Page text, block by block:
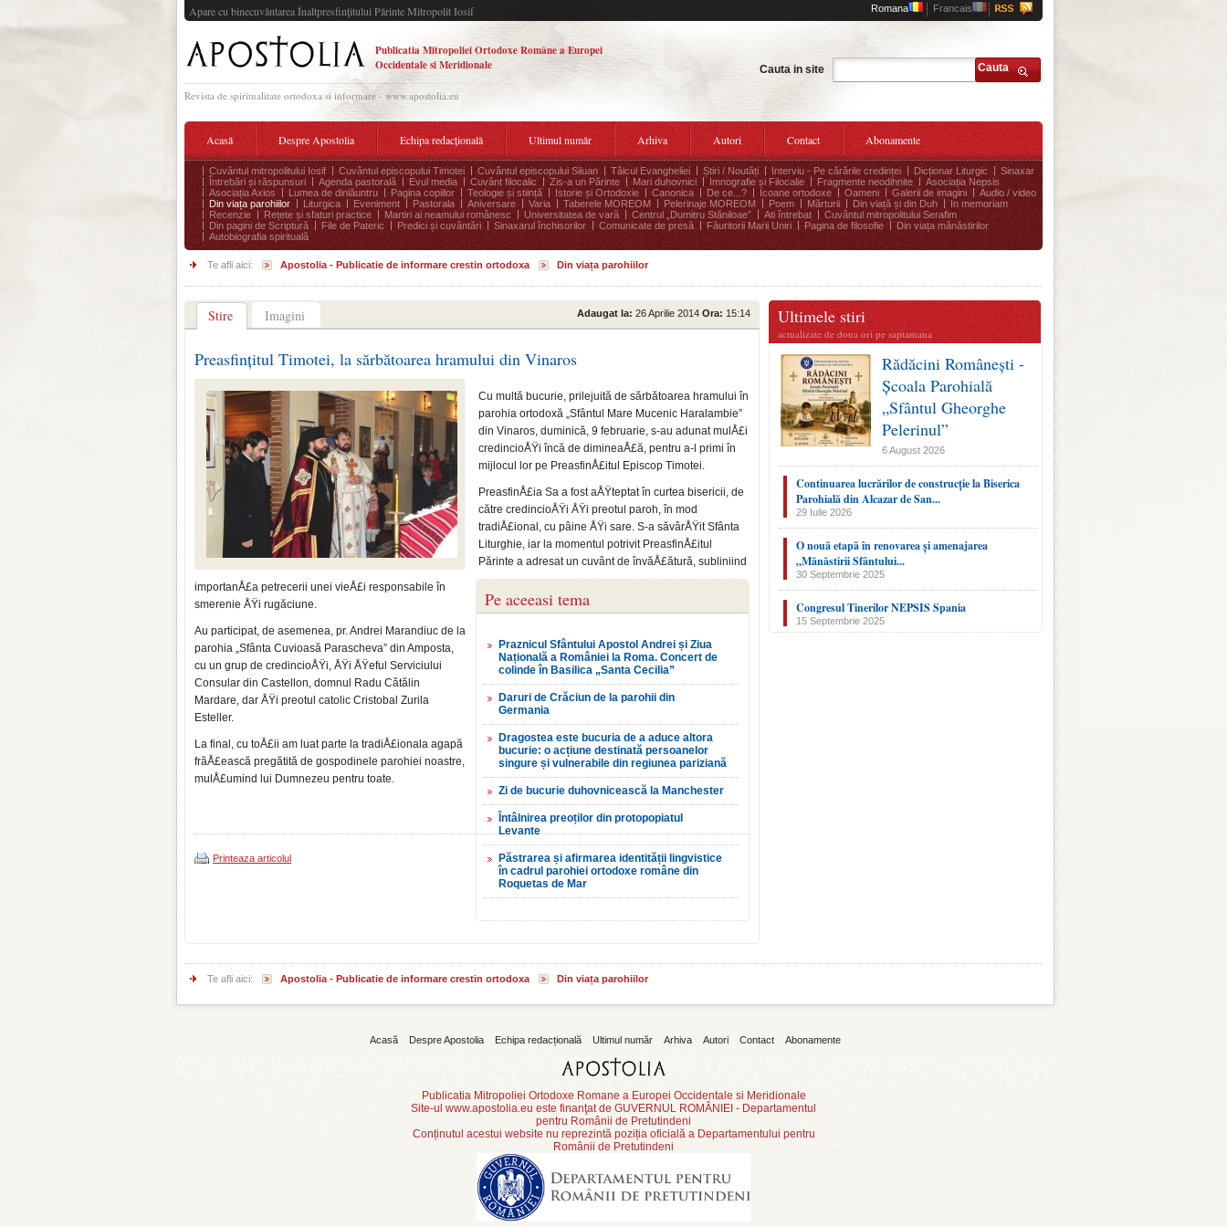
Apare cu binecuvântarea Înaltpresfinţitului Părinte Mitropolit Iosif Romana Francais
Publicatia Mitropoliei Ortodoxe Române a Europei
Occidentale si Meridionale
Revista de spiritualitate ortodoxa si informare - www.apostolia.eu
Cauta in site Cauta
Acasă Despre Apostolia Echipa redacțională Ultimul număr Arhiva Autori Contact Abonamente
Cuvântul mitropolitului Iosif Cuvântul episcopului Timotei Cuvântul episcopului Siluan Tâlcul Evangheliei Știri / Noutăți Interviu - Pe cărările credinței Dicționar Liturgic
Sinaxar
Întrebări și răspunsuri
Agenda pastorală Evul media Cuvânt filocalic Zis-a un Părinte Mari duhovnici Imnografie și Filocalie Fragmente neodihnite
Asociația Nepsis
Asociația Axios
Lumea de dinlăuntru Pagina copiilor Teologie și stiință Istorie și Ortodoxie Canonica De ce...? Icoane ortodoxe Oameni Galerii de imagini
Audio / video
Din viața parohiilor
Liturgica Eveniment Pastorala Aniversare Varia Taberele MOREOM Pelerinaje MOREOM Poem Mărturii Din viață și din Duh
In memoriam
Recenzie
Rețete și sfaturi practice Martiri ai neamului românesc Universitatea de vară Centrul „Dumitru Stăniloae” Ati întrebat
Cuvântul mitropolitului Serafim
Din pagini de Scriptură
File de Pateric Predici și cuvântări Sinaxarul închisorilor Comunicate de presă Făuritorii Marii Uniri Pagina de filosofie
Din viața mănăstirilor
Autobiografia spirituală
Te afli aici: Apostolia - Publicatie de informare crestin ortodoxa Din viața parohiilor
Stire Imagini Adaugat la: 26 Aprilie 2014 Ora: 15:14
Preasfințitul Timotei, la sărbătoarea hramului din Vinaros
Pe aceeasi tema
Praznicul Sfântului Apostol Andrei și Ziua
Națională a României la Roma. Concert de
colinde în Basilica „Santa Cecilia”
Daruri de Crăciun de la parohii din
Germania
Dragostea este bucuria de a aduce altora
bucurie: o acțiune destinată persoanelor
singure și vulnerabile din regiunea pariziană
Zi de bucurie duhovnicească la Manchester
Întâlnirea preoților din protopopiatul
Levante
Păstrarea și afirmarea identității lingvistice
în cadrul parohiei ortodoxe române din
Roquetas de Mar
Cu multă bucurie, prilejuită de sărbătoarea hramului în
parohia ortodoxă „Sfân­tul Mare Mucenic Haralambie”
din Vinaros, duminică, 9 februarie, s-au adu­nat mulÅ£i
credincioÅŸi încă de dimineaÅ£ă, pentru a-l primi în
mijlocul lor pe PreasfinÅ£itul Episcop Timotei.
PreasfinÅ£ia Sa a fost aÅŸteptat în curtea bisericii, de
către credincioÅŸi ÅŸi preotul pa­roh, în mod
tradiÅ£ional, cu pâine ÅŸi sare. S-a săvârÅŸit Sfânta
Liturghie, iar la momentul potrivit PreasfinÅ£itul
Părinte a adresat un cuvânt de învăÅ£ătură, subliniind
importanÅ£a petrecerii unei vieÅ£i responsabile în
smerenie ÅŸi rugăciune.
Au participat, de asemenea, pr. Andrei Marandiuc de la
parohia „Sfânta Cuvioasă Parascheva” din Amposta,
cu un grup de credincioÅŸi, ÅŸi ÅŸeful Serviciului
Consular din Castellon, domnul Radu Cătălin
Mardare, dar ÅŸi preotul catolic Cristobal Zurila
Esteller.
La final, cu toÅ£ii am luat parte la tradiÅ£ionala agapă
frăÅ£ească pregătită de gospodi­nele parohiei noastre,
mulÅ£umind lui Dumnezeu pentru toate.
Printeaza articolul
Ultimele stiri
actualizate de doua ori pe saptamana
Rădăcini Românești -
Școala Parohială
„Sfântul Gheorghe
Pelerinul”
6 August 2026
Continuarea lucrărilor de construcție la Biserica
Parohială din Alcazar de San...
29 Iulie 2026
O nouă etapă în renovarea și amenajarea
„Mănăstirii Sfântului...
30 Septembrie 2025
Congresul Tinerilor NEPSIS Spania
15 Septembrie 2025
Te afli aici: Apostolia - Publicatie de informare crestin ortodoxa Din viața parohiilor
Acasă Despre Apostolia Echipa redacțională Ultimul număr Arhiva Autori Contact Abonamente
Publicatia Mitropoliei Ortodoxe Romane a Europei Occidentale si Meridionale
Site-ul www.apostolia.eu este finanţat de GUVERNUL ROMÂNIEI - Departamentul
pentru Românii de Pretutindeni
Conținutul acestui website nu reprezintă poziția oficială a Departamentului pentru
Românii de Pretutindeni